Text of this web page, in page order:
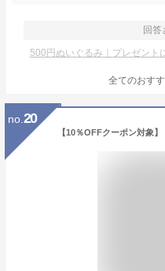
回答
500円ぬいぐるみ｜プレゼント
全てのおす
no. 20